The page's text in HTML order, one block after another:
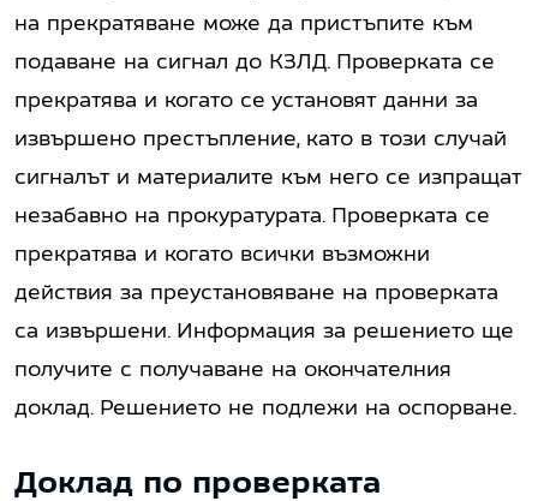
на прекратяване може да пристъпите към
подаване на сигнал до КЗЛД. Проверката се
прекратява и когато се установят данни за
извършено престъпление, като в този случай
сигналът и материалите към него се изпращат
незабавно на прокуратурата. Проверката се
прекратява и когато всички възможни
действия за преустановяване на проверката
са извършени. Информация за решението ще
получите с получаване на окончателния
доклад. Решението не подлежи на оспорване.
Доклад по проверката